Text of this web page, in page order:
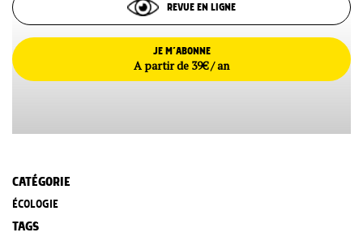
REVUE EN LIGNE
JE M’ABONNE
A partir de 39€ / an
CATÉGORIE
ÉCOLOGIE
TAGS